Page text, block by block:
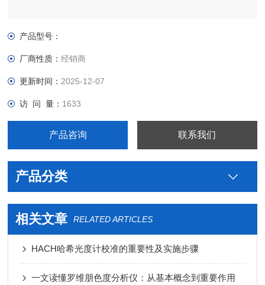
产品型号：
厂商性质：经销商
更新时间： 2025-12-07
访 问 量： 1633
产品咨询 联系我们
产品分类
相关文章 RELATED ARTICLES
HACH哈希光度计校准的重要性及实施步骤
一文读懂罗维朋色度分析仪：从基本概念到重要作用